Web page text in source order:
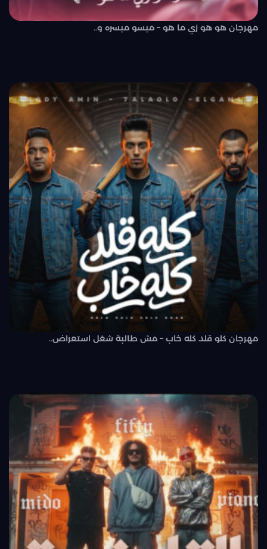
مهرجان هو هو زي ما هو – ميسو ميسره و..
مهرجان كلو قلد كله خاب – مش طالبة شغل استعراض..